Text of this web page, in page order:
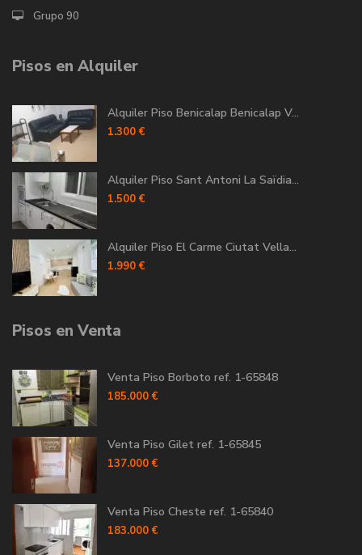
Grupo 90
Pisos en Alquiler
Alquiler Piso Benicalap Benicalap V...
1.300 €
Alquiler Piso Sant Antoni La Saïdia...
1.500 €
Alquiler Piso El Carme Ciutat Vella...
1.990 €
Pisos en Venta
Venta Piso Borboto ref. 1-65848
185.000 €
Venta Piso Gilet ref. 1-65845
137.000 €
Venta Piso Cheste ref. 1-65840
183.000 €